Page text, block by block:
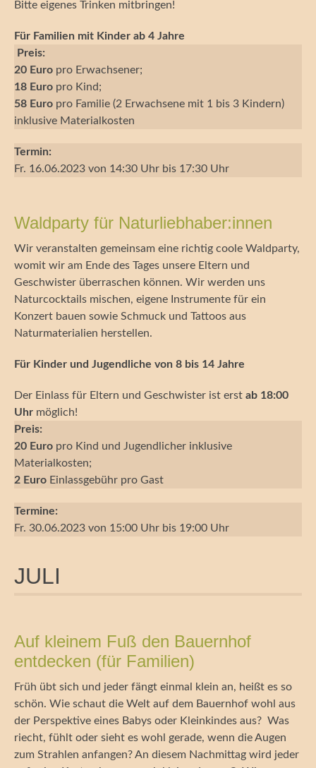
Bitte eigenes Trinken mitbringen!
Für Familien mit Kinder ab 4 Jahre
Preis:
20 Euro pro Erwachsener;
18 Euro pro Kind;
58 Euro pro Familie (2 Erwachsene mit 1 bis 3 Kindern)
inklusive Materialkosten
Termin:
Fr. 16.06.2023 von 14:30 Uhr bis 17:30 Uhr
Waldparty für Naturliebhaber:innen
Wir veranstalten gemeinsam eine richtig coole Waldparty,
womit wir am Ende des Tages unsere Eltern und
Geschwister überraschen können. Wir werden uns
Naturcocktails mischen, eigene Instrumente für ein
Konzert bauen sowie Schmuck und Tattoos aus
Naturmaterialien herstellen.
Für Kinder und Jugendliche von 8 bis 14 Jahre
Der Einlass für Eltern und Geschwister ist erst ab 18:00
Uhr möglich!
Preis:
20 Euro pro Kind und Jugendlicher inklusive
Materialkosten;
2 Euro Einlassgebühr pro Gast
Termine:
Fr. 30.06.2023 von 15:00 Uhr bis 19:00 Uhr
JULI
Auf kleinem Fuß den Bauernhof
entdecken (für Familien)
Früh übt sich und jeder fängt einmal klein an, heißt es so
schön. Wie schaut die Welt auf dem Bauernhof wohl aus
der Perspektive eines Babys oder Kleinkindes aus? Was
riecht, fühlt oder sieht es wohl gerade, wenn die Augen
zum Strahlen anfangen? An diesem Nachmittag wird jeder